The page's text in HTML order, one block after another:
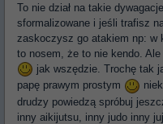
To nie dział na takie
sformalizowane i jeśli trafisz
zaskoczysz go atakiem np: w
to nosem, że to nie kendo.
jak wszędzie. Trochę tak
papę prawym prostym
drudzy powiedzą spróbuj
inny aikijutsu, inny judo inny